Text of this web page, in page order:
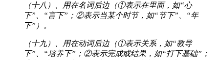
（十八）、用在名词后边（①表示在里面，如“心
下”、“言下”；②表示当某个时节，如“节下”、“年
下”）。
（十九）、用在动词后边（①表示关系，如“教导
下”、“培养下”；②表示完成或结果，如“打下基础”；